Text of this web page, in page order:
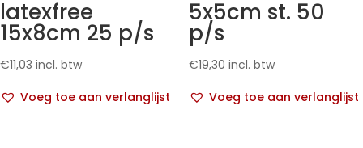
latexfree
15x8cm 25 p/s
€11,03 incl. btw
Voeg toe aan verlanglijst
5x5cm st. 50
p/s
€19,30 incl. btw
Voeg toe aan verlanglijst